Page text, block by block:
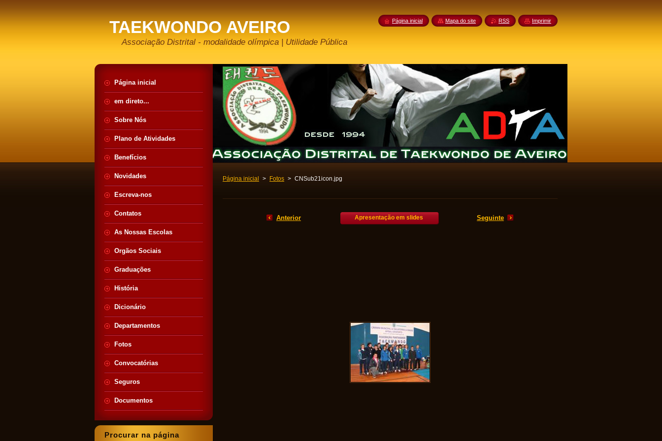
TAEKWONDO AVEIRO
Associação Distrital - modalidade olímpica | Utilidade Pública
Página inicial > Fotos > CNSub21icon.jpg
Anterior Apresentação em slides Seguinte
Página inicial
em direto...
Sobre Nós
Plano de Atividades
Benefícios
Novidades
Escreva-nos
Contatos
As Nossas Escolas
Orgãos Sociais
Graduações
História
Dicionário
Departamentos
Fotos
Convocatórias
Seguros
Documentos
Procurar na página
Página inicial Mapa do site RSS Imprimir